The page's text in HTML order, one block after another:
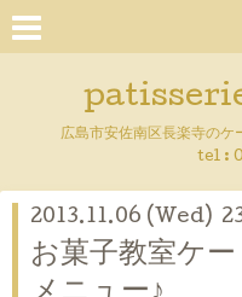
広島市安佐南区長楽寺のケ
tel :
2013.11.06 (Wed)
お菓子教室ケ